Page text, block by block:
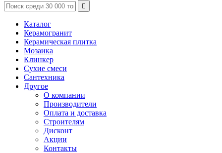

Каталог
Керамогранит
Керамическая плитка
Мозаика
Клинкер
Сухие смеси
Сантехника
Другое
О компании
Производители
Оплата и доставка
Строителям
Дисконт
Акции
Контакты